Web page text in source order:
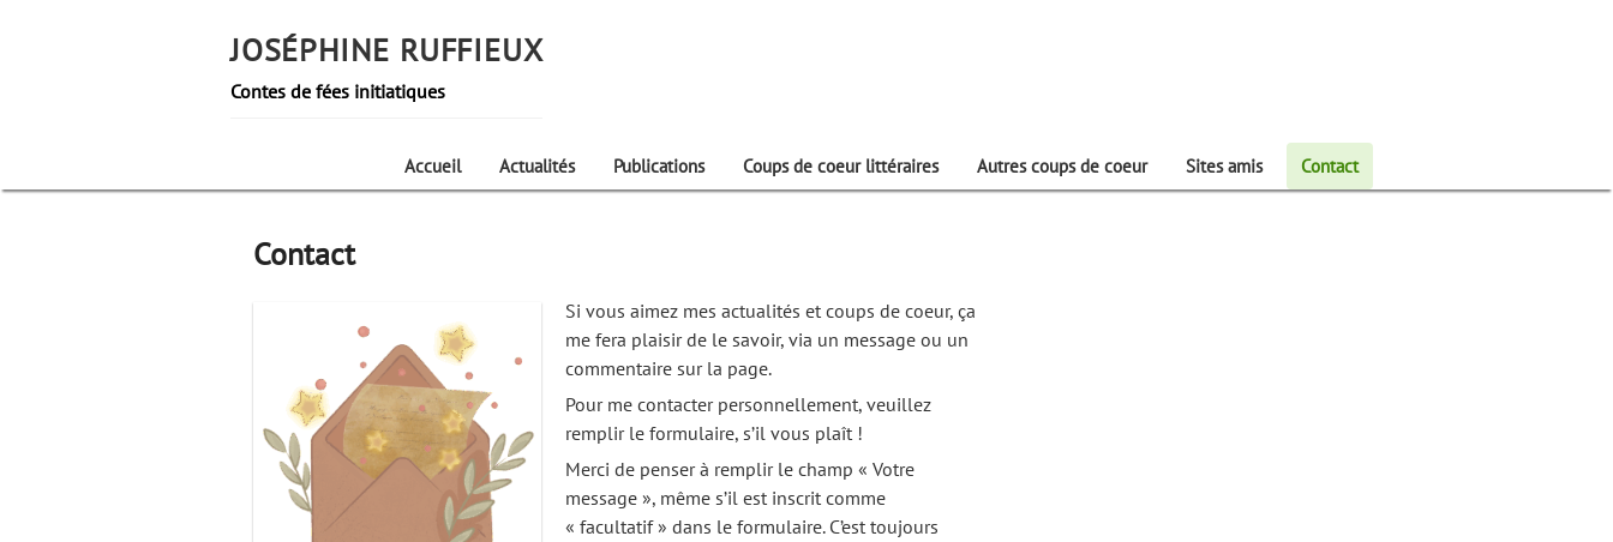
JOSÉPHINE RUFFIEUX
Contes de fées initiatiques
Accueil Actualités Publications Coups de coeur littéraires Autres coups de coeur Sites amis Contact
Contact
Si vous aimez mes actualités et coups de coeur, ça
me fera plaisir de le savoir, via un message ou un
commentaire sur la page.
Pour me contacter personnellement, veuillez
remplir le formulaire, s’il vous plaît !
Merci de penser à remplir le champ « Votre
message », même s’il est inscrit comme
« facultatif » dans le formulaire. C’est toujours